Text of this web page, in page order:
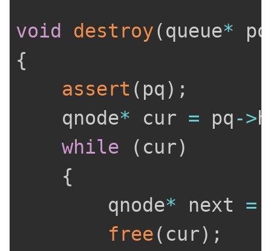
void destroy(queue* pq
{
assert ( pq) ;
	qnode
* cur = pq->
while
( cur)
{
		qnode
* next =
free( cur) ;